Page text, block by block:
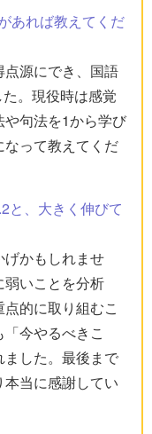
あれば教えてくだ
源にでき、国語
。現役時は感覚
句法を1から学び
って教えてくだ
と、大きく伸びて
かもしれませ
いことを分析
的に取り組むこ
今やるべきこ
した。最後まで
当に感謝してい